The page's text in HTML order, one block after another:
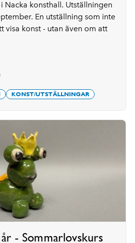
Nacka konsthall. Utställningen
En utställning som inte
visa konst - utan även om att
KONST/UTSTÄLLNINGAR
- Sommarlovskurs